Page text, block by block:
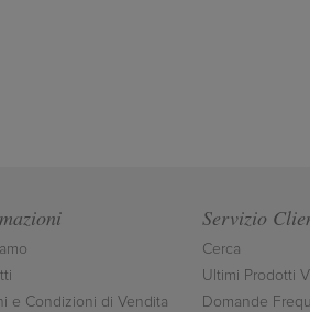
e Condizioni di Vendita
Servizio
Cerca
Ultimi Prodotti
Domande